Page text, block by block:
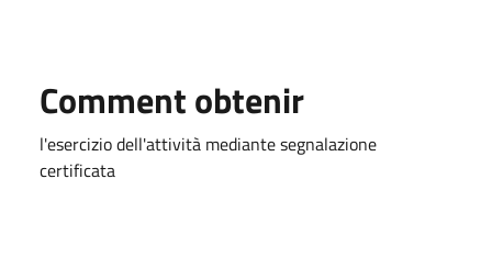
Comment obtenir
l'esercizio dell'attività mediante segnalazione
certificata